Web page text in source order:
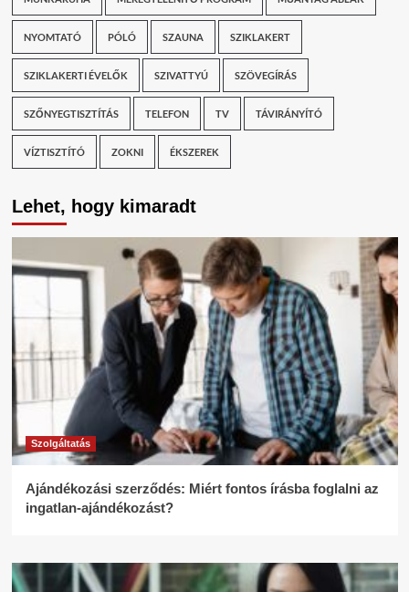
NYOMTATÓ PÓLÓ SZAUNA SZIKLAKERT
SZIKLAKERTI ÉVELŐK SZIVATTYÚ SZÖVEGÍRÁS
SZŐNYEGTISZTÍTÁS TELEFON TV TÁVIRÁNYÍTÓ
VÍZTISZTÍTÓ ZOKNI ÉKSZEREK
Lehet, hogy kimaradt
Szolgáltatás
Ajándékozási szerződés: Miért fontos írásba foglalni az
ingatlan-ajándékozást?